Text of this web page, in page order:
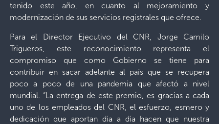
tenido este año, en cuanto al mejoramiento y
modernización de sus servicios registrales que ofrece.
Para el Director Ejecutivo del CNR, Jorge Camilo
Trigueros, este reconocimiento representa el
compromiso que como Gobierno se tiene para
contribuir en sacar adelante al país que se recupera
poco a poco de una pandemia que afectó a nivel
mundial. “La entrega de este premio, es gracias a cada
uno de los empleados del CNR, el esfuerzo, esmero y
dedicación que aportan día a día hacen que nuestra